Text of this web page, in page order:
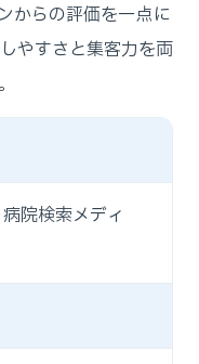
からの評価を一点に
やすさと集客力を両
院検索メディ